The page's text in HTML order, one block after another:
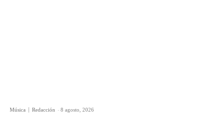
Música Redacción - 8 agosto, 2026